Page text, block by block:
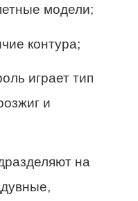
модели;
контура;
играет тип
и
на